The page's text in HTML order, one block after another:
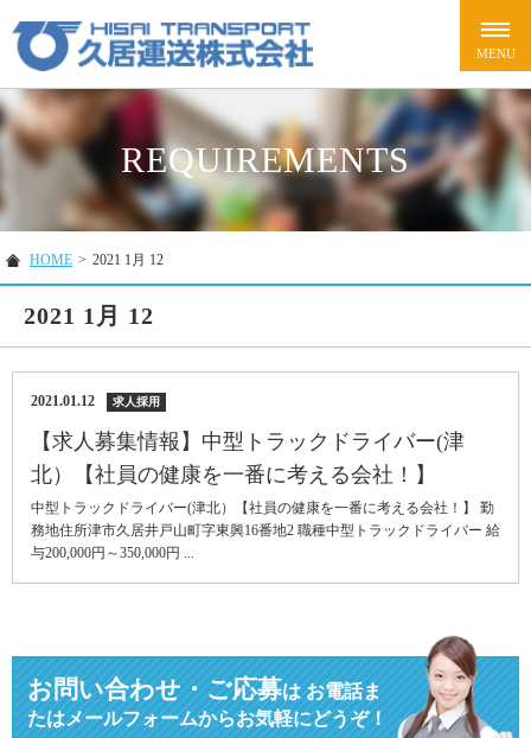
REQUIREMENTS
HOME > 2021 1月 12
2021 1月 12
2021.01.12 求人採用
【求人募集情報】中型トラックドライバー(津
北）【社員の健康を一番に考える会社！】
中型トラックドライバー(津北）【社員の健康を一番に考える会社！】 勤
務地住所津市久居井戸山町字東興16番地2 職種中型トラックドライバー 給
与200,000円～350,000円 ...
お問い合わせ・ご応募はお電話ま
たはメールフォームからお気軽にどうぞ！